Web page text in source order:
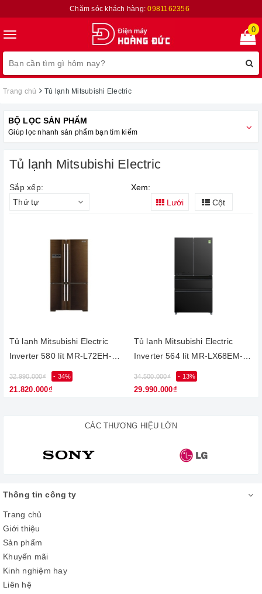
Chăm sóc khách hàng:0981162356
Toggle
navigation
0
Trang chủ Tủ lạnh Mitsubishi Electric
BỘ LỌC SẢN PHẨM
Giúp lọc nhanh sản phẩm bạn tìm kiếm
Tủ lạnh Mitsubishi Electric
Sắp xếp:
Thứ tự
Xem:
Lưới
Cột
Tủ lạnh Mitsubishi Electric
Inverter 580 lít MR-L72EH-
32.990.000₫ - 34%
21.820.000₫
Tủ lạnh Mitsubishi Electric
Inverter 564 lít MR-LX68EM-
34.500.000₫ - 13%
29.990.000₫
CÁC THƯƠNG HIỆU LỚN
Thông tin công ty
Trang chủ
Giới thiệu
Sản phẩm
Khuyến mãi
Kinh nghiệm hay
Liên hệ